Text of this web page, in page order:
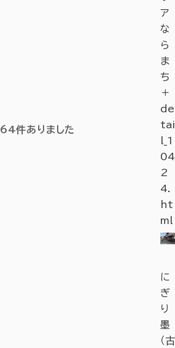
64件ありました
ア
な
ら
ま
ち
＋
de
tai
l_1
04
2
4.
ht
ml
に
ぎ
り
墨
（古